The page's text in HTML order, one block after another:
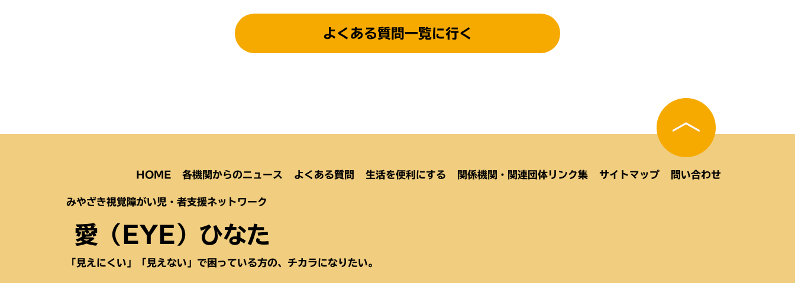
よくある質問一覧に行く
HOME 各機関からのニュース よくある質問 生活を便利にする 関係機関・関連団体リンク集 サイトマップ 問い合わせ
みやざき視覚障がい児・者支援ネットワーク
愛（EYE）ひなた
「見えにくい」「見えない」で困っている方の、チカラになりたい。